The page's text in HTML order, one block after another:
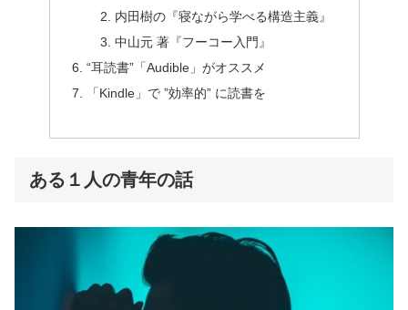
内田樹の『寝ながら学べる構造主義』
中山元 著『フーコー入門』
“耳読書”「Audible」がオススメ
「Kindle」で ”効率的” に読書を
ある１人の青年の話